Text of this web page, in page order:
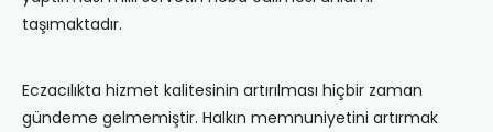
taşımaktadır.
Eczacılıkta hizmet kalitesinin artırılması hiçbir zaman
gündeme gelmemiştir. Halkın memnuniyetini artırmak